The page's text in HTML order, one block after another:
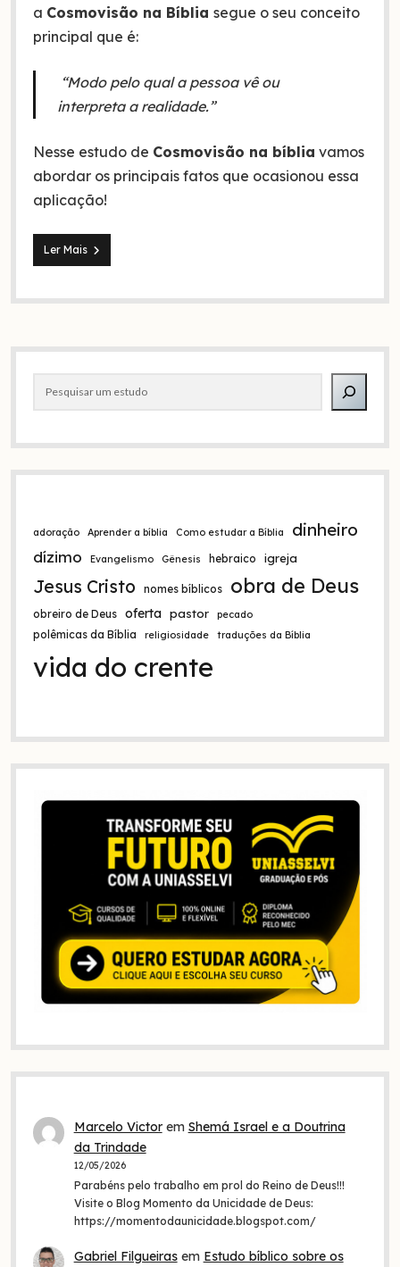
a Cosmovisão na Bíblia segue o seu conceito
principal que é:
“Modo pelo qual a pessoa vê ou
interpreta a realidade.”
Nesse estudo de Cosmovisão na bíblia vamos
abordar os principais fatos que ocasionou essa
aplicação!
Ler MaisEspírito
Maligno
Deus?
Cosmovisão
na
Bíblia!
Barra
lateral
adoração Aprender a bíblia Como estudar a Bíblia dinheiro
dízimo Evangelismo Gênesis hebraico igreja
Jesus Cristo nomes bíblicos obra de Deus
obreiro de Deus oferta pastor pecado
polêmicas da Bíblia religiosidade traduções da Bíblia
vida do crente
Marcelo Victorem Shemá Israel e a Doutrina
da Trindade
12/05/2026
Parabéns pelo trabalho em prol do Reino de Deus!!!
Visite o Blog Momento da Unicidade de Deus:
https://momentodaunicidade.blogspot.com/
Gabriel Filgueirasem Estudo bíblico sobre os